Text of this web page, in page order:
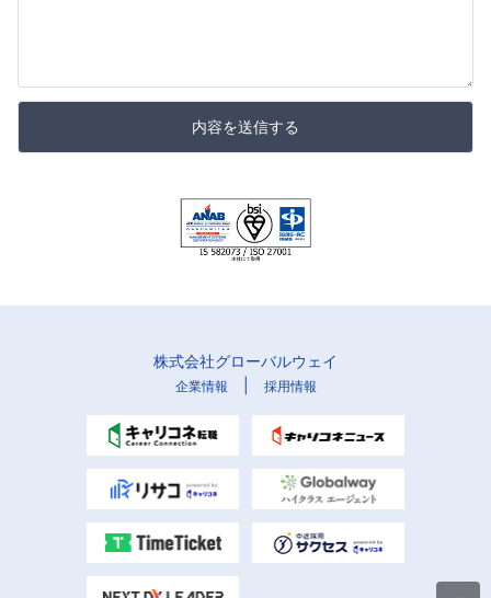
内容を送信する
株式会社グローバルウェイ
企業情報 採用情報